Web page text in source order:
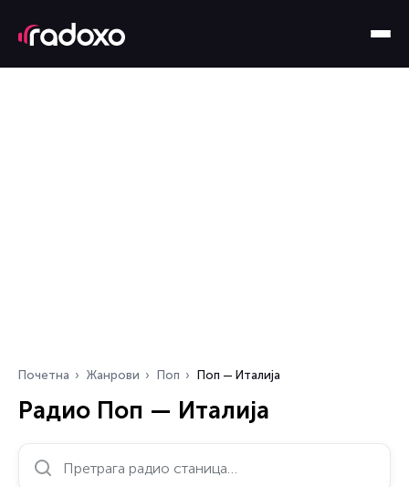
Почетна Жанрови Поп Поп — Италија
Радио Поп — Италија
Претрага радио станица…